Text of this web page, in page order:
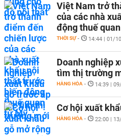
Việt Nam trở
của các nhà
động thuế
THỜI SỰ - 14:44 | 01/
Doanh nghiệp
tìm thị trường
HÀNG HÓA - 14:39 |
Cơ hội xuất
HÀNG HÓA - 22:00 |